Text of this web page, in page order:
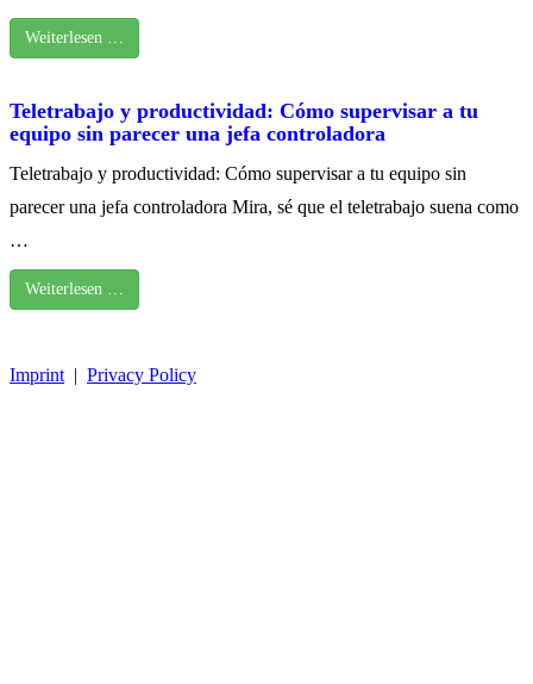
Weiterlesen …
Teletrabajo y productividad: Cómo supervisar a tu
equipo sin parecer una jefa controladora
Teletrabajo y productividad: Cómo supervisar a tu equipo sin
parecer una jefa controladora Mira, sé que el teletrabajo suena como
…
Weiterlesen …
Imprint | Privacy Policy